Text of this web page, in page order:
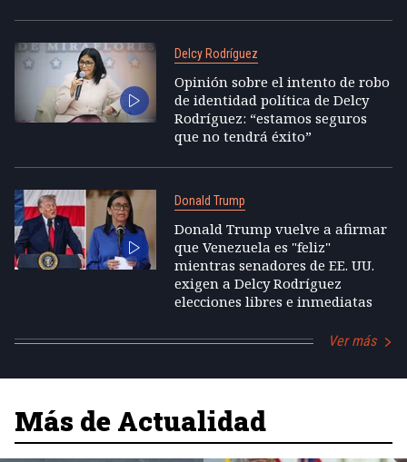
Delcy Rodríguez
Opinión sobre el intento de robo
de identidad política de Delcy
Rodríguez: “estamos seguros
que no tendrá éxito”
Donald Trump
Donald Trump vuelve a afirmar
que Venezuela es "feliz"
mientras senadores de EE. UU.
exigen a Delcy Rodríguez
elecciones libres e inmediatas
Ver más
Más de Actualidad